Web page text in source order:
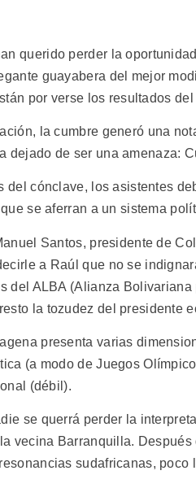
querido perder la
guayabera del mejor
por verse los resultados
la cumbre generó una
dejado de ser una amenaza:
del cónclave, los asistentes
se aferran a un sistema
Santos, presidente de
a Raúl que no se
del ALBA (Alianza
la tozudez del presidente
presenta varias
(a modo de Juegos
(débil).
se querrá perder la
vecina Barranquilla.
sudafricanas, poco